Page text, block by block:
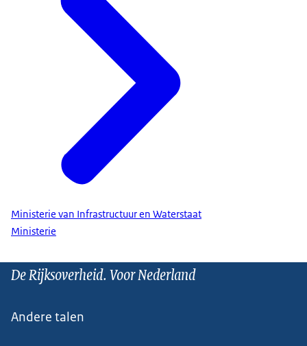
Ministerie van Infrastructuur en Waterstaat
Ministerie
De Rijksoverheid. Voor Nederland
Andere talen